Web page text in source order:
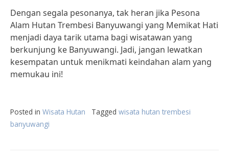
Dengan segala pesonanya, tak heran jika Pesona
Alam Hutan Trembesi Banyuwangi yang Memikat Hati
menjadi daya tarik utama bagi wisatawan yang
berkunjung ke Banyuwangi. Jadi, jangan lewatkan
kesempatan untuk menikmati keindahan alam yang
memukau ini!
Posted in Wisata Hutan Tagged wisata hutan trembesi
banyuwangi